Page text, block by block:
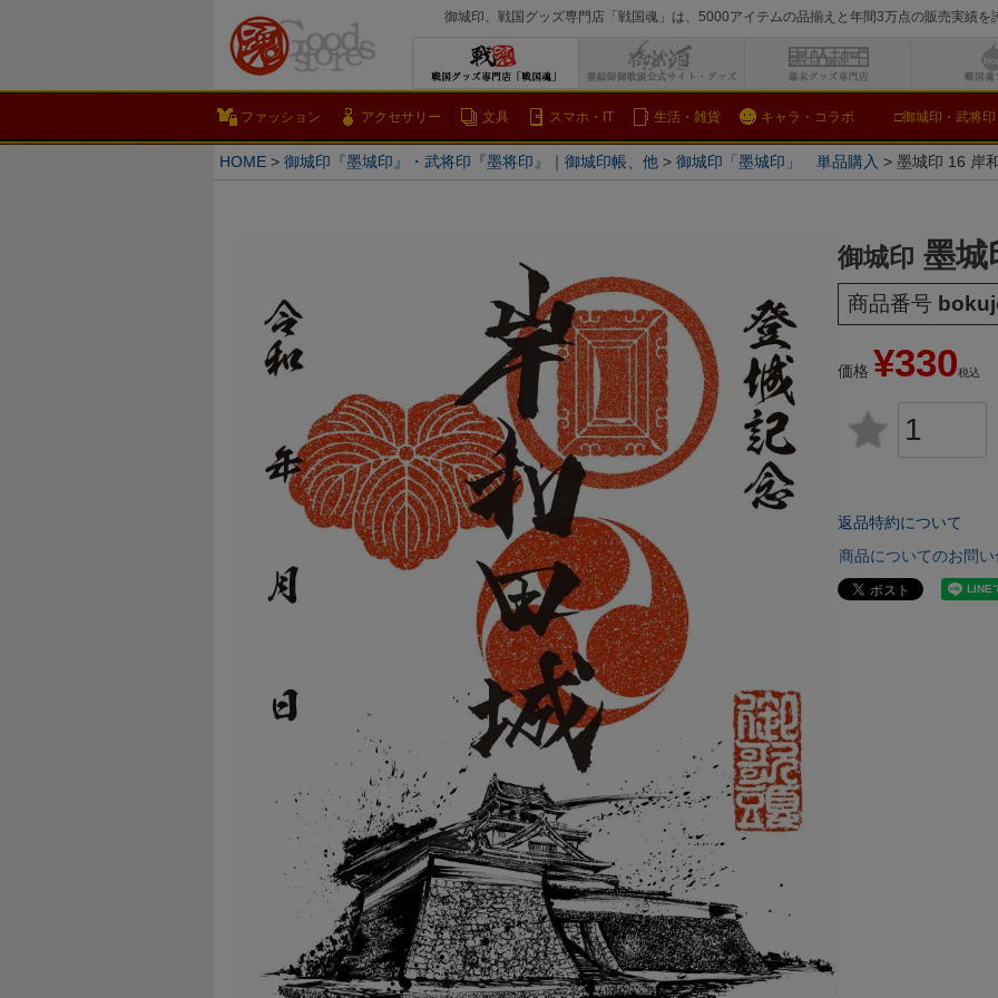
御城印、戦国グッズ専門店「戦国魂」は、5000アイテムの品揃えと年間3万点の販売実績
検索
ファッション アクセサリー 文具 スマホ・IT 生活・雑貨 キャラ・コラボ □御城印・武将印
HOME 御城印『墨城印』・武将印『墨将印』｜御城印帳、他 御城印「墨城印」 単品購入 墨城印 16 岸
御城印 墨城
商品番号
価格 ¥330税込
返品特約について
商品についてのお問